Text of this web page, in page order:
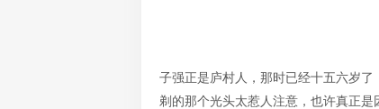
子强正是庐村人，那时已经十五六岁
剃的那个光头太惹人注意，也许真正